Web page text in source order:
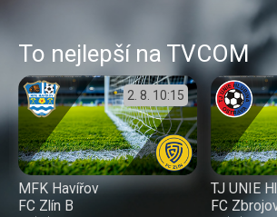
To nejlepší na TVCOM
2. 8. 10:15
MFK Havířov
FC Zlín B
TJ UNIE
FC